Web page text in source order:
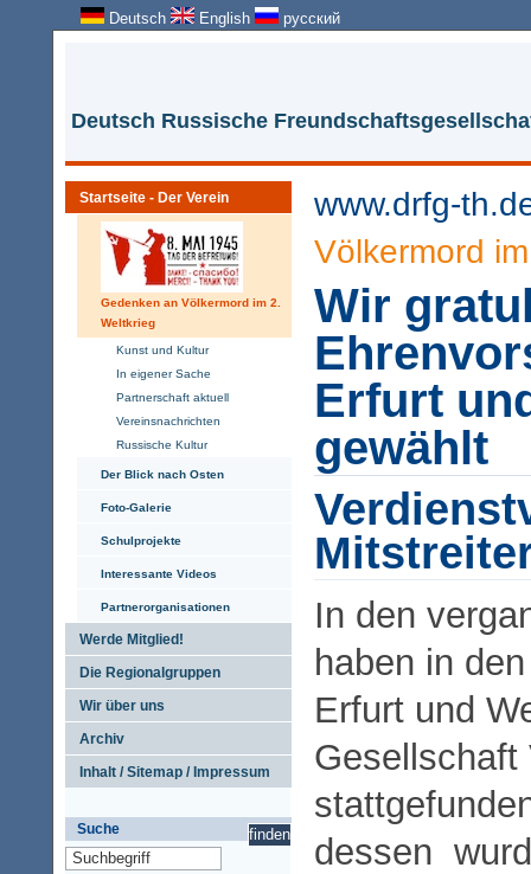
Deutsch English русский
Deutsch Russische
Startseite - Der Verein
Gedenken an Völkermord im 2.
Weltkrieg
Kunst und Kultur
In eigener Sache
Partnerschaft aktuell
Vereinsnachrichten
Russische Kultur
Der Blick nach Osten
Foto-Galerie
Schulprojekte
Interessante Videos
Partnerorganisationen
Werde Mitglied!
Die Regionalgruppen
Wir über uns
Archiv
Inhalt / Sitemap / Impressum
Suche
www.drfg-
Völkermord
Wir
Erfurt
gewählt
In den
haben in
Erfurt und
Gesellschaft
dessen